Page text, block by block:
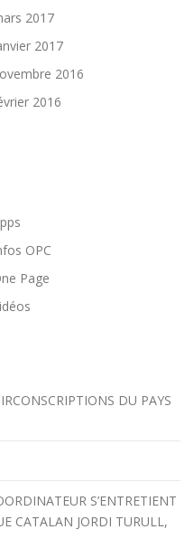
2017
2017
2016
2016
OPC
Page
DU PAYS
S’ENTRETIENT
CATALAN JORDI TURULL,